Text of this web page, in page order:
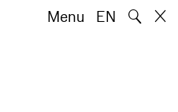
Menu EN 🔍